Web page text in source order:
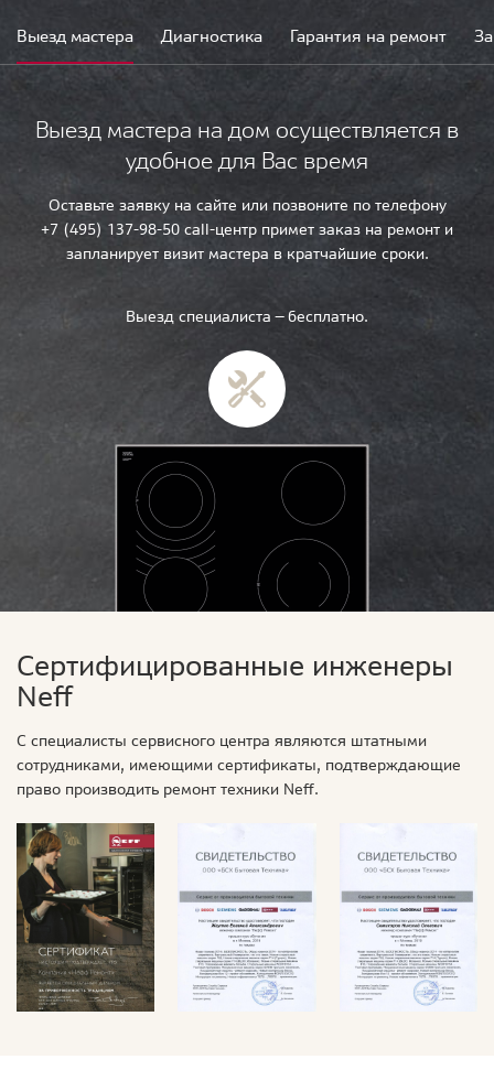
Выезд мастера Диагностика Гарантия на ремонт
Выезд мастера на дом осуществляется в
удобное для Вас время
Оставьте заявку на сайте или позвоните по телефону
+7 (495) 137-98-50 call-центр примет заказ на ремонт и
запланирует визит мастера в кратчайшие сроки.
Выезд специалиста — бесплатно.
Сертифицированные инженеры
Neff
С специалисты сервисного центра являются штатными
сотрудниками, имеющими сертификаты, подтверждающие
право производить ремонт техники Neff.